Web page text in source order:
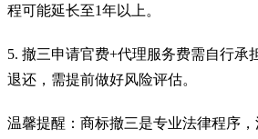
程可能延长至1年以上。
5. 撤三申请官费+代理服务费需自行承
退还，需提前做好风险评估。
温馨提醒：商标撤三是专业法律程序